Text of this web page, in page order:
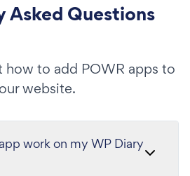
Asked Questions
how to add POWR apps to
website.
work on my WP Diary